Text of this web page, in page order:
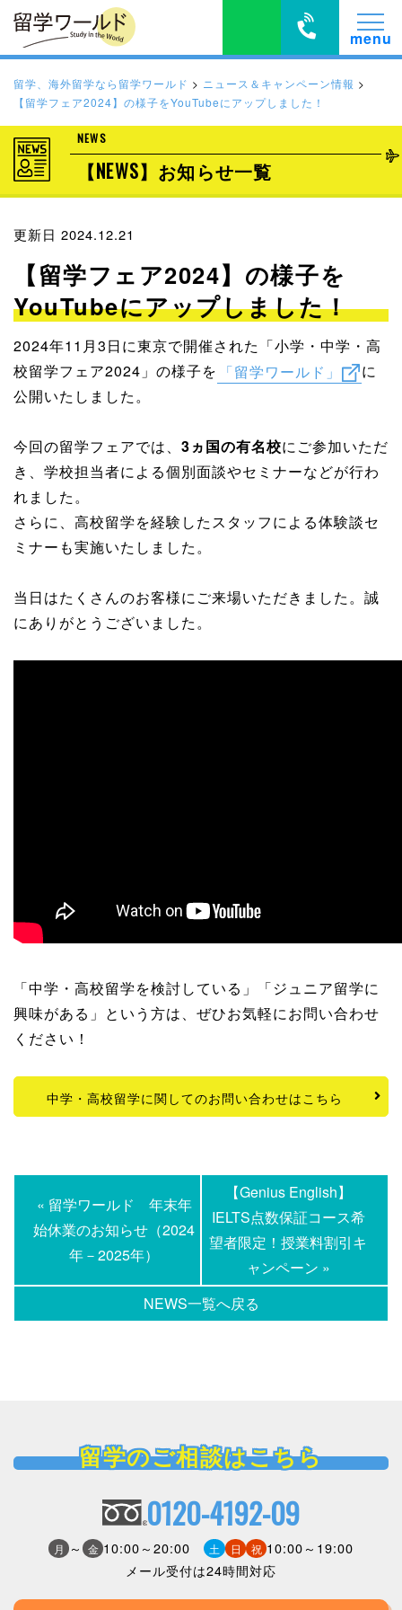
留学、海外留学なら留学ワールド > ニュース＆キャンペーン情報 >
【留学フェア2024】の様子をYouTubeにアップしました！
NEWS
【NEWS】お知らせ一覧
更新日 2024.12.21
【留学フェア2024】の様子を
YouTubeにアップしました！
2024年11月3日に東京で開催された「小学・中学・高
校留学フェア2024」の様子を 「留学ワールド」
に
公開いたしました。
今回の留学フェアでは、 3ヵ国の有名校にご参加いただ
き、学校担当者による個別面談やセミナーなどが行わ
れました。
さらに、高校留学を経験したスタッフによる体験談セ
ミナーも実施いたしました。
当日はたくさんのお客様にご来場いただきました。誠
にありがとうございました。
「中学・高校留学を検討している」「ジュニア留学に
興味がある」という方は、ぜひお気軽にお問い合わせ
ください！
中学・高校留学に関してのお問い合わせはこちら
« 留学ワールド 年末年
始休業のお知らせ（2024
年－2025年）
NEWS一覧へ戻る
【Genius English】
IELTS点数保証コース希
望者限定！授業料割引キ
ャンペーン »
留学のご相談はこちら
0120-4192-09
月 ～ 金 10:00～20:00 土 日 祝 10:00～19:00
メール受付は24時間対応